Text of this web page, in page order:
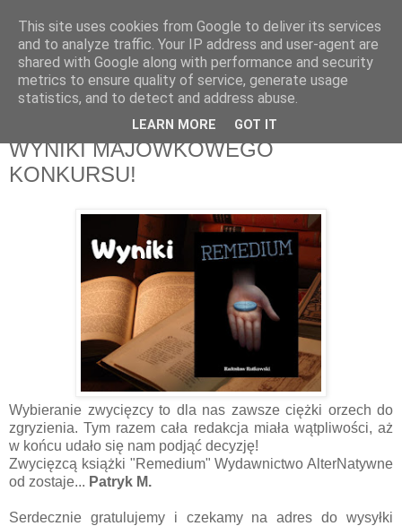
Recenzje na widelcu
Portal kulturalny - książki, recenzje, inspiracje, konkursy.
wtorek, 21 maja 2019
WYNIKI MAJÓWKOWEGO
KONKURSU!
Wybieranie zwycięzcy to dla nas zawsze ciężki orzech do
zgryzienia. Tym razem cała redakcja miała wątpliwości, aż
w końcu udało się nam podjąć decyzję!
Zwycięzcą książki "Remedium" Wydawnictwo AlterNatywne
od zostaje... Patryk M.
Serdecznie gratulujemy i czekamy na adres do wysyłki
This site uses cookies from Google to deliver its services
and to analyze traffic. Your IP address and user-agent are
shared with Google along with performance and security
metrics to ensure quality of service, generate usage
statistics, and to detect and address abuse.
LEARN MORE GOT IT